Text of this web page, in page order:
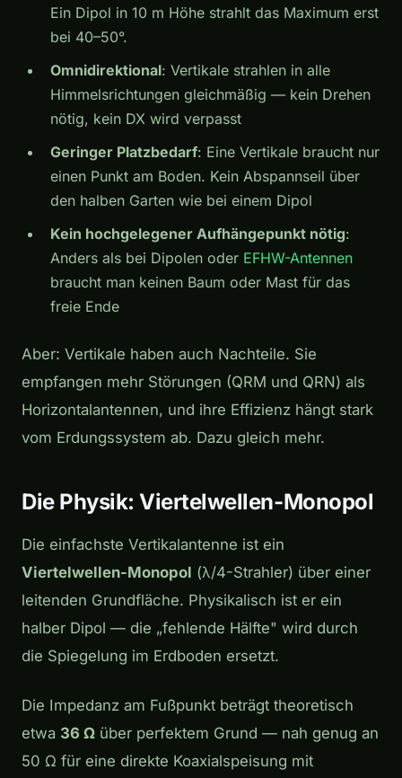
Ein Dipol in 10 m Höhe strahlt das Maximum erst
bei 40–50°.
Omnidirektional: Vertikale strahlen in alle
Himmelsrichtungen gleichmäßig — kein Drehen
nötig, kein DX wird verpasst
Geringer Platzbedarf: Eine Vertikale braucht nur
einen Punkt am Boden. Kein Abspannseil über
den halben Garten wie bei einem Dipol
Kein hochgelegener Aufhängepunkt nötig:
Anders als bei Dipolen oder EFHW-Antennen
braucht man keinen Baum oder Mast für das
freie Ende
Aber: Vertikale haben auch Nachteile. Sie
empfangen mehr Störungen (QRM und QRN) als
Horizontalantennen, und ihre Effizienz hängt stark
vom Erdungssystem ab. Dazu gleich mehr.
Die Physik: Viertelwellen-Monopol
Die einfachste Vertikalantenne ist ein
Viertelwellen-Monopol (λ/4-Strahler) über einer
leitenden Grundfläche. Physikalisch ist er ein
halber Dipol — die „fehlende Hälfte" wird durch
die Spiegelung im Erdboden ersetzt.
Die Impedanz am Fußpunkt beträgt theoretisch
etwa 36 Ω über perfektem Grund — nah genug an
50 Ω für eine direkte Koaxialspeisung mit